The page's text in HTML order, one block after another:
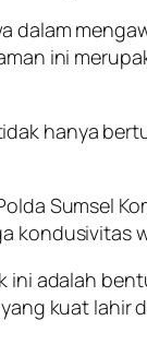
dalam
ini
hanya
Sumsel
kondusivitas
ini adalah
kuat lahir